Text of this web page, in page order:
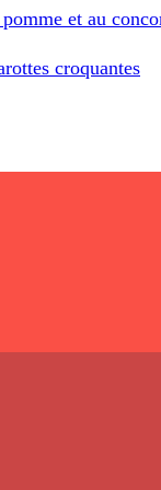
et au
croquantes